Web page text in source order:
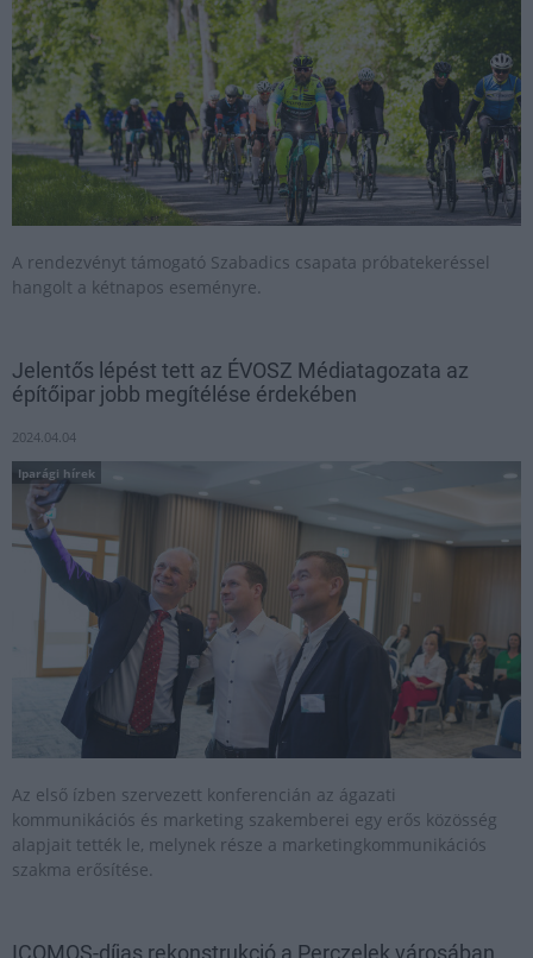
A rendezvényt támogató Szabadics csapata próbatekeréssel
hangolt a kétnapos eseményre.
Jelentős lépést tett az ÉVOSZ Médiatagozata az
építőipar jobb megítélése érdekében
2024.04.04
Iparági hírek
Az első ízben szervezett konferencián az ágazati
kommunikációs és marketing szakemberei egy erős közösség
alapjait tették le, melynek része a marketingkommunikációs
szakma erősítése.
ICOMOS-díjas rekonstrukció a Perczelek városában